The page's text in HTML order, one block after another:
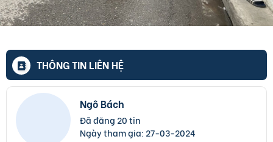
THÔNG TIN LIÊN HỆ
Ngô Bách
Đã đăng 20 tin
Ngày tham gia: 27-03-2024